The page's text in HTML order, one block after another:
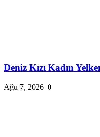
Deniz Kızı Kadın
Ağu 7, 2026 0